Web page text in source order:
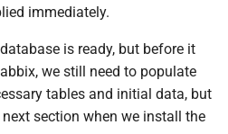
immediately.
is ready, but before it
we still need to populate
tables and initial data, but
section when we install the